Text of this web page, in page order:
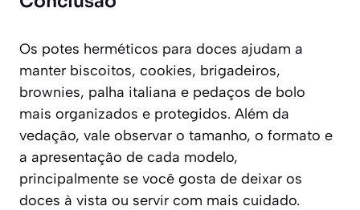
Os potes herméticos para doces ajudam a
manter biscoitos, cookies, brigadeiros,
brownies, palha italiana e pedaços de bolo
mais organizados e protegidos. Além da
vedação, vale observar o tamanho, o formato e
a apresentação de cada modelo,
principalmente se você gosta de deixar os
doces à vista ou servir com mais cuidado.